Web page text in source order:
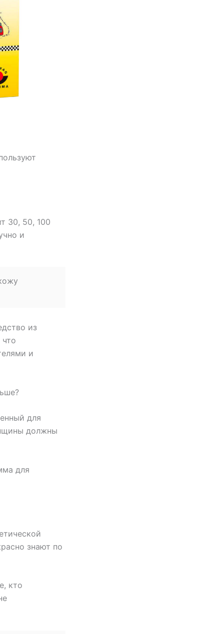
30, 50, 100
и
из
и
для
должны
для
знают по
кто